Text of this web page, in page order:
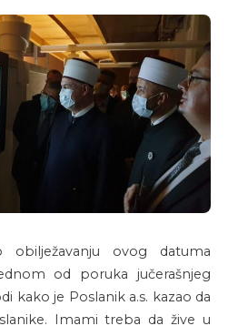
ovog datuma
od poruka jučerašnjeg
kako je Poslanik a.s. kazao da
Imami treba da žive u